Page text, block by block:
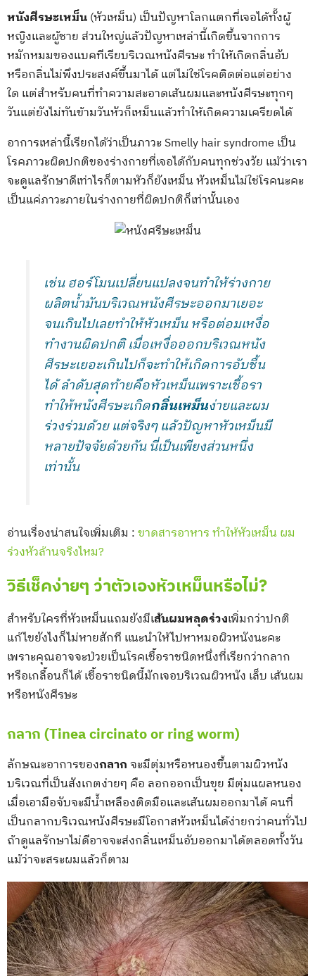
หนังศีรษะเหม็น(หัวเหม็น) เป็นปัญหาโลกแตกที่เจอได้ทั้งผู้
หญิงและผู้ชาย ส่วนใหญ่แล้วปัญหาเหล่านี้เกิดขึ้นจากการ
หมักหมมของแบคทีเรียบริเวณหนังศีรษะ ทำให้เกิดกลิ่นอับ
หรือกลิ่นไม่พึงประสงค์ขึ้นมาได้ แต่ไม่ใช่โรคติดต่อแต่อย่าง
ใด แต่สำหรับคนที่ทำความสะอาดเส้นผมและหนังศีรษะทุกๆ
วันแต่ยังไม่ทันข้ามวันหัวก็เหม็นแล้วทำให้เกิดความเครียดได้
อาการเหล่านี้เรียกได้ว่าเป็นภาวะ Smelly hair syndrome เป็น
โรคภาวะผิดปกติของร่างกายที่เจอได้กับคนทุกช่วงวัย แม้ว่าเรา
จะดูแลรักษาดีเท่าไรก็ตามหัวก็ยังเหม็น หัวเหม็นไม่ใช่โรคนะคะ
เป็นแค่ภาวะภายในร่างกายที่ผิดปกติก็เท่านั้นเอง
เช่น ฮอร์โมนเปลี่ยนแปลงจนทำให้ร่างกาย
ผลิตน้ำมันบริเวณหนังศีรษะออกมาเยอะ
จนเกินไปเลยทำให้หัวเหม็น หรือต่อมเหงื่อ
ทำงานผิดปกติ เมื่อเหงื่อออกบริเวณหนัง
ศีรษะเยอะเกินไปก็จะทำให้เกิดการอับชื้น
ได้ ลำดับสุดท้ายคือหัวเหม็นเพราะเชื้อรา
ทำให้หนังศีรษะเกิดกลิ่นเหม็นง่ายและผม
ร่วงร่วมด้วย แต่จริงๆ แล้วปัญหาหัวเหม็นมี
หลายปัจจัยด้วยกัน นี่เป็นเพียงส่วนหนึ่ง
เท่านั้น
อ่านเรื่องน่าสนใจเพิ่มเติม :ขาดสารอาหาร ทำให้หัวเหม็น ผม
ร่วงหัวล้านจริงไหม?
วิธีเช็คง่ายๆ ว่าตัวเองหัวเหม็นหรือไม่?
สำหรับใครที่หัวเหม็นแถมยังมีเส้นผมหลุดร่วงเพิ่มกว่าปกติ
แก้ไขยังไงก็ไม่หายสักที เเนะนำให้ไปหาหมอผิวหนังนะคะ
เพราะคุณอาจจะป่วยเป็นโรคเชื้อราชนิดหนึ่งที่เรียกว่ากลาก
หรือเกลื้อนก็ได้ เชื้อราชนิดนี้มักเจอบริเวณผิวหนัง เล็บ เส้นผม
หรือหนังศีรษะ
กลาก (Tinea circinato or ring worm)
ลักษณะอาการของกลากจะมีตุ่มหรือหนองขึ้นตามผิวหนัง
บริเวณที่เป็นสังเกตง่ายๆ คือ ลอกออกเป็นขุย มีตุ่มแผลหนอง
เมื่อเอามือจับจะมีน้ำเหลืองติดมือและเส้นผมออกมาได้ คนที่
เป็นกลากบริเวณหนังศีรษะมีโอกาสหัวเหม็นได้ง่ายกว่าคนทั่วไป
ถ้าดูแลรักษาไม่ดีอาจจะส่งกลิ่นเหม็นอับออกมาได้ตลอดทั้งวัน
แม้ว่าจะสระผมแล้วก็ตาม